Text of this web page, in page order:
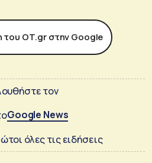
του ΟΤ.gr στην Google
τον
Google News
όλες τις ειδήσεις